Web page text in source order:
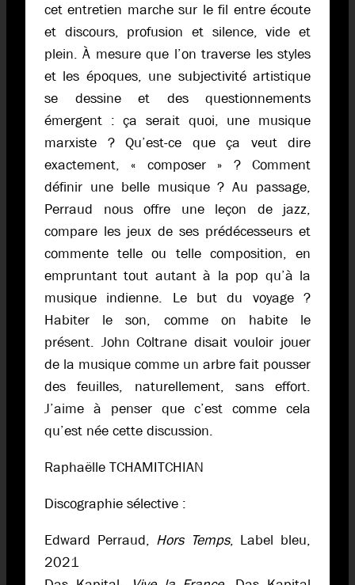
cet entretien marche sur le fil entre écoute
et discours, profusion et silence, vide et
plein. À mesure que l’on traverse les styles
et les époques, une subjectivité artistique
se dessine et des questionnements
émergent : ça serait quoi, une musique
marxiste ? Qu’est-ce que ça veut dire
exactement, « composer » ? Comment
définir une belle musique ? Au passage,
Perraud nous offre une leçon de jazz,
compare les jeux de ses prédécesseurs et
commente telle ou telle composition, en
empruntant tout autant à la pop qu’à la
musique indienne. Le but du voyage ?
Habiter le son, comme on habite le
présent. John Coltrane disait vouloir jouer
de la musique comme un arbre fait pousser
des feuilles, naturellement, sans effort.
J’aime à penser que c’est comme cela
qu’est née cette discussion.
Raphaëlle TCHAMITCHIAN
Discographie sélective :
Edward Perraud, Hors Temps, Label bleu,
2021